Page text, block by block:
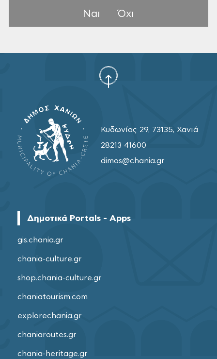
Ναι
Όχι
Κυδωνίας 29, 73135, Χανιά
28213 41600
dimos@chania.gr
Δημοτικά Portals - Apps
gis.chania.gr
chania-culture.gr
shop.chania-culture.gr
chaniatourism.com
explorechania.gr
chaniaroutes.gr
chania-heritage.gr